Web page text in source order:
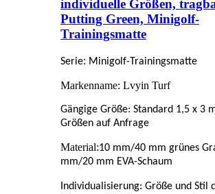
individuelle Größen,
Putting Green, Minigolf-
Trainingsmatte
Serie: Minigolf-Trainingsmatte
Markenname: Lvyin Turf
Gängige Größe: Standard 1,5 x 3
Größen auf Anfrage
Material:10 mm/40 mm grünes
mm/20 mm EVA-Schaum
Individualisierung: Größe und Stil